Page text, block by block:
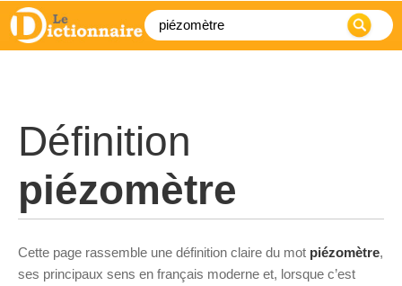
Définition
piézomètre
Cette page rassemble une définition claire du mot piézomètre,
ses principaux sens en français moderne et, lorsque c’est